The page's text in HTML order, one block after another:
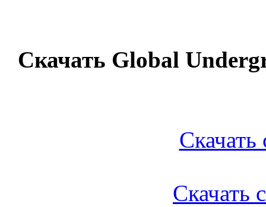
Скачать Global
Скачать
Скачать